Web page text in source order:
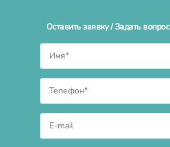
Оставить заявку / Задать вопрос